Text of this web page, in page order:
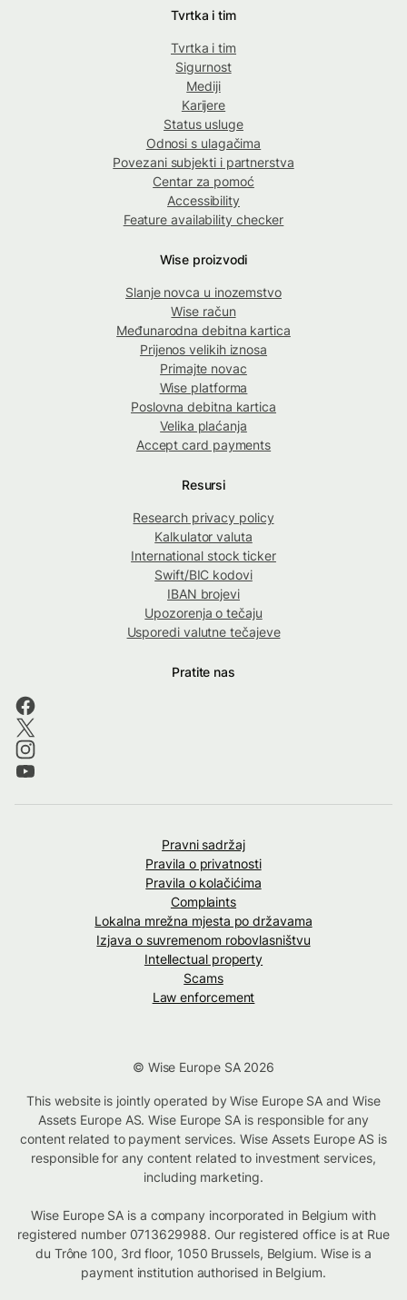
Tvrtka i tim
Tvrtka i tim
Sigurnost
Mediji
Karijere
Status usluge
Odnosi s ulagačima
Povezani subjekti i partnerstva
Centar za pomoć
Accessibility
Feature availability checker
Wise proizvodi
Slanje novca u inozemstvo
Wise račun
Međunarodna debitna kartica
Prijenos velikih iznosa
Primajte novac
Wise platforma
Poslovna debitna kartica
Velika plaćanja
Accept card payments
Resursi
Research privacy policy
Kalkulator valuta
International stock ticker
Swift/BIC kodovi
IBAN brojevi
Upozorenja o tečaju
Usporedi valutne tečajeve
Pratite nas
Pravni sadržaj
Pravila o privatnosti
Pravila o kolačićima
Complaints
Lokalna mrežna mjesta po državama
Izjava o suvremenom robovlasništvu
Intellectual property
Scams
Law enforcement
© Wise Europe SA 2026
This website is jointly operated by Wise Europe SA and Wise
Assets Europe AS. Wise Europe SA is responsible for any
content related to payment services. Wise Assets Europe AS is
responsible for any content related to investment services,
including marketing.
Wise Europe SA is a company incorporated in Belgium with
registered number 0713629988. Our registered office is at Rue
du Trône 100, 3rd floor, 1050 Brussels, Belgium. Wise is a
payment institution authorised in Belgium.